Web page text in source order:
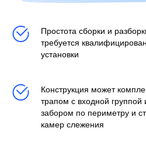
Простота сборки и
требуется
установки
Конструкция может
трапом с входной группой
забором по периметру и
камер слежения